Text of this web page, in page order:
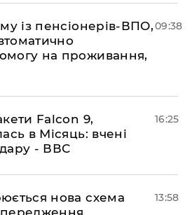
із пенсіонерів-ВПО,
на проживання,
09:38
Falcon 9,
в Місяць: вчені
- ВВС
16:25
нова схема
13:58